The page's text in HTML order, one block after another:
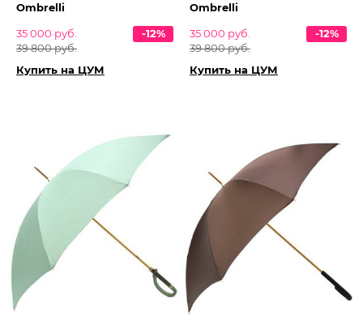
Ombrelli
35 000 руб.
39 800 руб.
-12%
Купить на ЦУМ
Ombrelli
35 000 руб.
39 800 руб.
-12%
Купить на ЦУМ